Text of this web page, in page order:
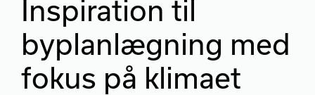
Inspiration til
byplanlægning med
fokus på klimaet